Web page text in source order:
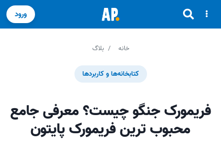
ورود
خانه بلاگ
کتابخانه‌ها و کاربردها
فریمورک جنگو چیست؟ معرفی جامع
محبوب ترین فریمورک پایتون